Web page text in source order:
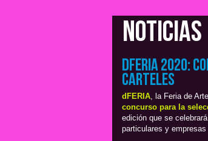
Noticias
dFERIA 2020:
carteles
dFERIA, la Feria de
concurso para la
edición que se
particulares y empresas